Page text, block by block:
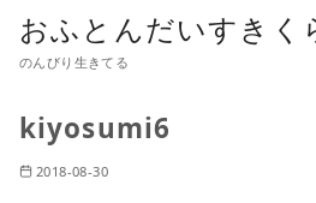
おふとんだいすきく
のんびり生きてる
kiyosumi6
2018-08-30